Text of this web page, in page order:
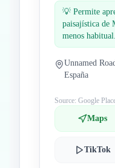
💡 Permite
paisajística de
menos habitual.
Unnamed
España
Source: Google
Maps
TikTok